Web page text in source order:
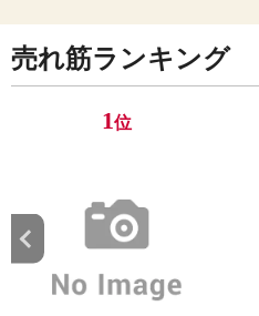
売れ筋ランキング
1位